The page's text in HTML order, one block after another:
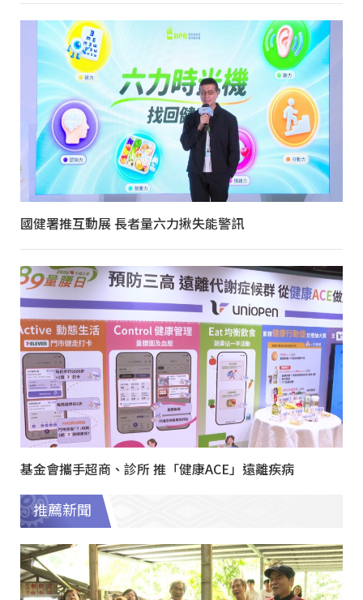
國健署推互動展 長者量六力揪失能警訊
基金會攜手超商、診所 推「健康ACE」遠離疾病
推薦新聞